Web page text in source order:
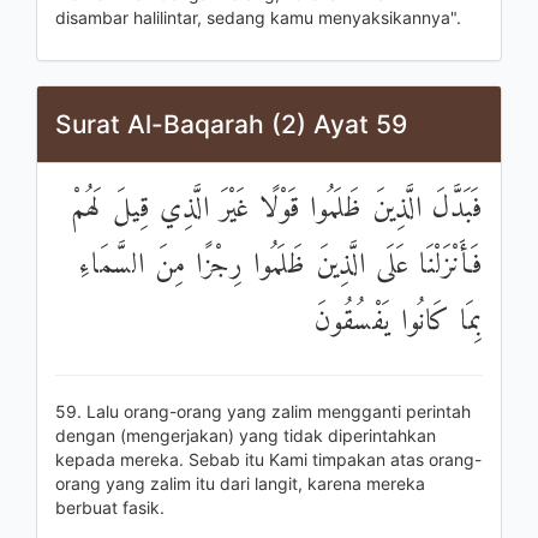
disambar halilintar, sedang kamu menyaksikannya".
Surat Al-Baqarah (2) Ayat 59
فَبَدَّلَ الَّذِينَ ظَلَمُوا قَوْلًا غَيْرَ الَّذِي قِيلَ لَهُمْ
فَأَنْزَلْنَا عَلَى الَّذِينَ ظَلَمُوا رِجْزًا مِنَ السَّمَاءِ
بِمَا كَانُوا يَفْسُقُونَ
59. Lalu orang-orang yang zalim mengganti perintah
dengan (mengerjakan) yang tidak diperintahkan
kepada mereka. Sebab itu Kami timpakan atas orang-
orang yang zalim itu dari langit, karena mereka
berbuat fasik.